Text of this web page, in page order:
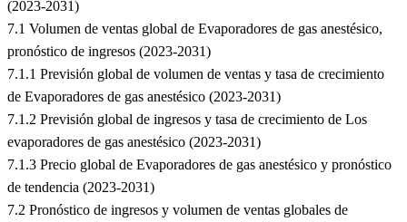
(2023-2031)
7.1 Volumen de ventas global de Evaporadores de gas anestésico,
pronóstico de ingresos (2023-2031)
7.1.1 Previsión global de volumen de ventas y tasa de crecimiento
de Evaporadores de gas anestésico (2023-2031)
7.1.2 Previsión global de ingresos y tasa de crecimiento de Los
evaporadores de gas anestésico (2023-2031)
7.1.3 Precio global de Evaporadores de gas anestésico y pronóstico
de tendencia (2023-2031)
7.2 Pronóstico de ingresos y volumen de ventas globales de